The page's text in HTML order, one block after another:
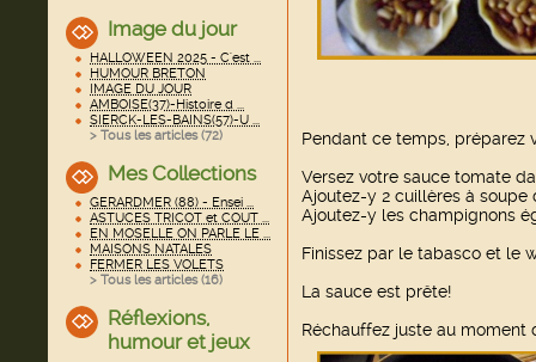
Image du jour
HALLOWEEN 2025 - C'est ...
HUMOUR BRETON
IMAGE DU JOUR
AMBOISE(37)-Histoire d ...
SIERCK-LES-BAINS(57)-U ...
> Tous les articles (72)
Mes Collections
GERARDMER (88) - Ensei ...
ASTUCES TRICOT et COUT ...
EN MOSELLE ON PARLE LE ...
MAISONS NATALES
FERMER LES VOLETS
> Tous les articles (16)
Réflexions,
humour et jeux
Pendant ce temps, préparez
Versez votre sauce tomate
Ajoutez-y 2 cuillères à soupe
Ajoutez-y les champignons
Finissez par le tabasco et le
La sauce est prête!
Réchauffez juste au moment